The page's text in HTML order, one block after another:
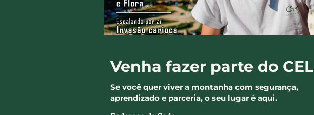
Venha fazer parte do CEL
Se você quer viver a montanha com segurança,
aprendizado e parceria, o seu lugar é aqui.